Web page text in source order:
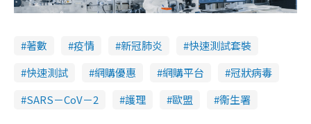
著數 疫情 新冠肺炎
快速測試套裝
快速測試
網購優惠 網購平台
冠狀病毒
SARS－CoV－2
護理 歐盟 衞生署